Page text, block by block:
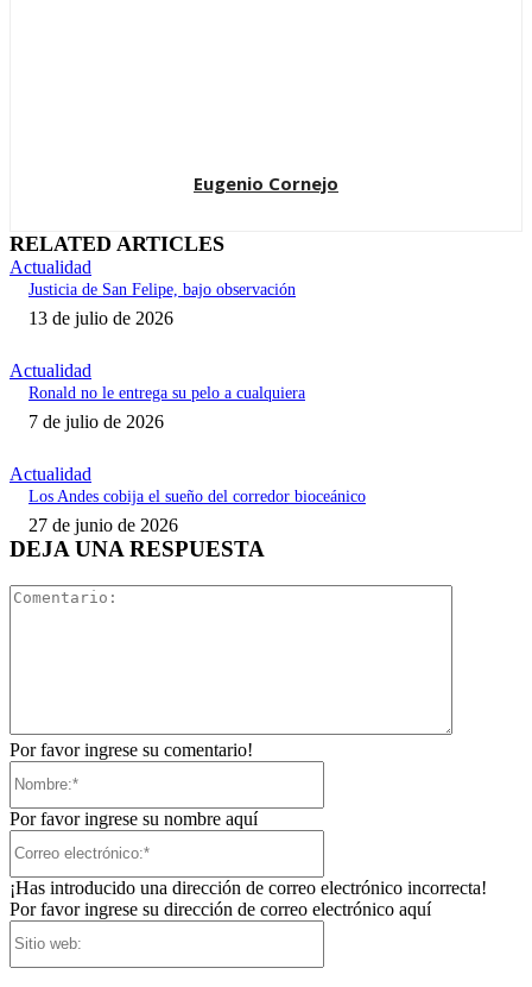
Eugenio Cornejo
RELATED ARTICLES
Actualidad
Justicia de San Felipe, bajo observación
13 de julio de 2026
Actualidad
Ronald no le entrega su pelo a cualquiera
7 de julio de 2026
Actualidad
Los Andes cobija el sueño del corredor bioceánico
27 de junio de 2026
DEJA UNA RESPUESTA
Por favor ingrese su comentario!
Por favor ingrese su nombre aquí
¡Has introducido una dirección de correo electrónico incorrecta!
Por favor ingrese su dirección de correo electrónico aquí